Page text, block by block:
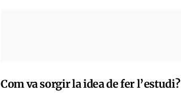
Com va sorgir la idea de fer l’estudi?